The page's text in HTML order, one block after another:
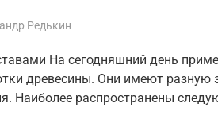
Редькин
На сегодняшний день
древесины. Они имеют разную
Наиболее распространены